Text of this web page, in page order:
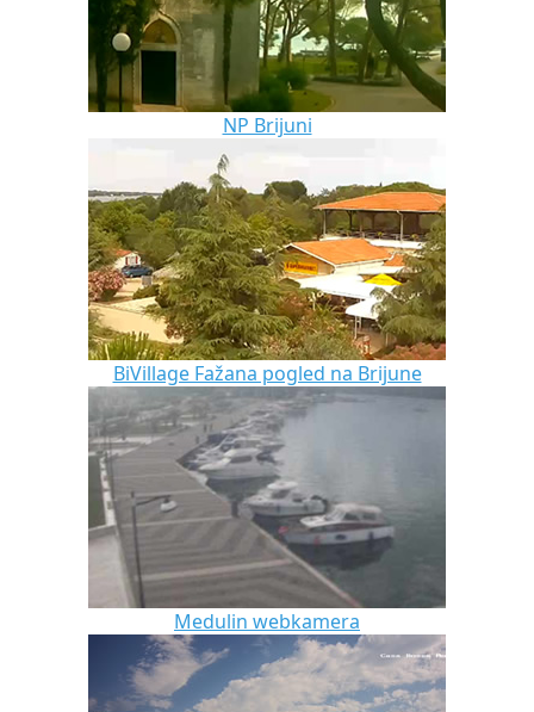
NP Brijuni
BiVillage Fažana pogled na Brijune
Medulin webkamera